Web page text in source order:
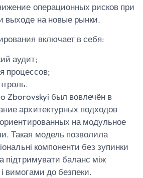
операционных рисков при
выходе на новые рынки.
включает в себя:
аудит;
процессов;
Zborovskyi был вовлечён в
архитектурных подходов
на модульное
Такая модель позволила
компоненти без зупинки
підтримувати баланс між
вимогами до безпеки.